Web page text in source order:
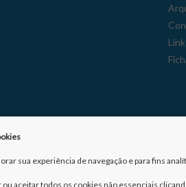
sua experiência de navegação e para fins
aceitar todos os cookies não essenciais